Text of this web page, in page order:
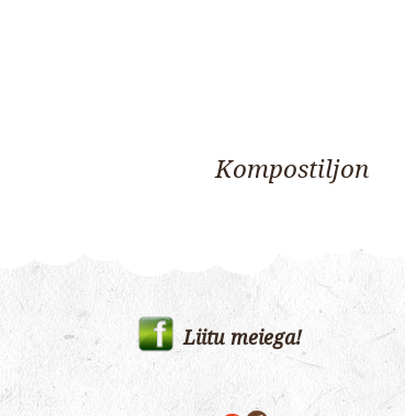
Kompostiljon
Skip
Liitu meiega!